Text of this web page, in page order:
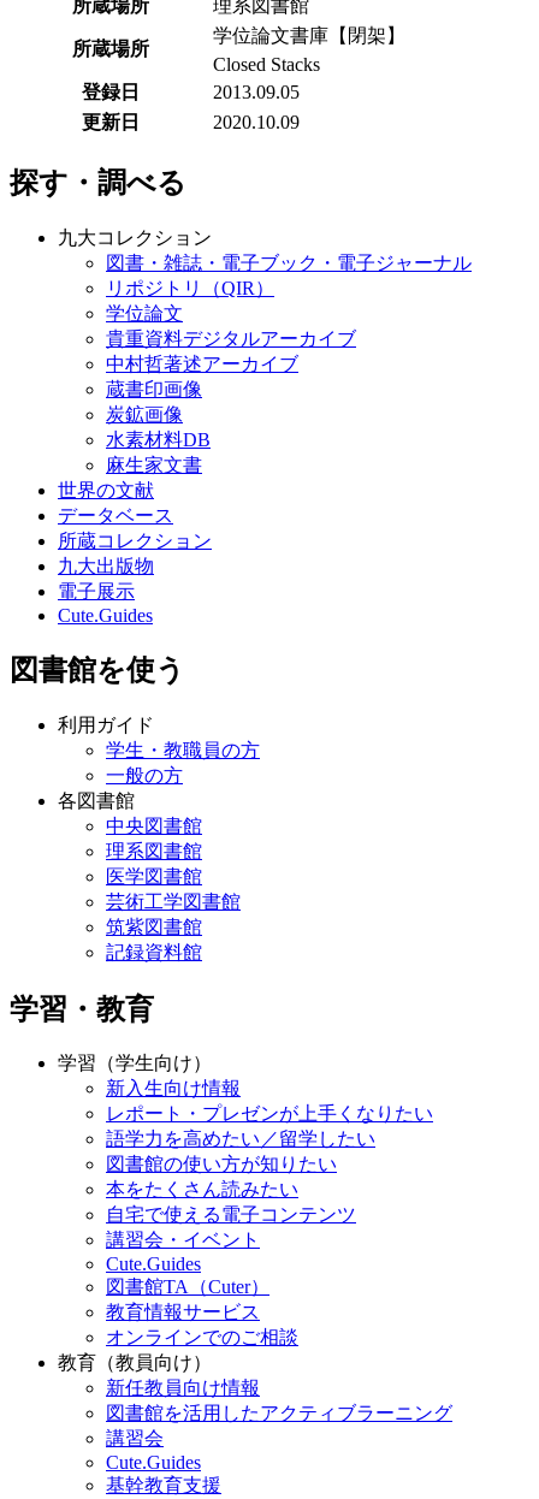
所蔵場所 理系図書館
所蔵場所
学位論文書庫【閉架】
Closed Stacks
登録日
2013.09.05
更新日
2020.10.09
探す・調べる
九大コレクション
図書・雑誌・電子ブック・電子ジャーナル
リポジトリ（QIR）
学位論文
貴重資料デジタルアーカイブ
中村哲著述アーカイブ
蔵書印画像
炭鉱画像
水素材料DB
麻生家文書
世界の文献
データベース
所蔵コレクション
九大出版物
電子展示
Cute.Guides
図書館を使う
利用ガイド
学生・教職員の方
一般の方
各図書館
中央図書館
理系図書館
医学図書館
芸術工学図書館
筑紫図書館
記録資料館
学習・教育
学習（学生向け）
新入生向け情報
レポート・プレゼンが上手くなりたい
語学力を高めたい／留学したい
図書館の使い方が知りたい
本をたくさん読みたい
自宅で使える電子コンテンツ
講習会・イベント
Cute.Guides
図書館TA（Cuter）
教育情報サービス
オンラインでのご相談
教育（教員向け）
新任教員向け情報
図書館を活用したアクティブラーニング
講習会
Cute.Guides
基幹教育支援